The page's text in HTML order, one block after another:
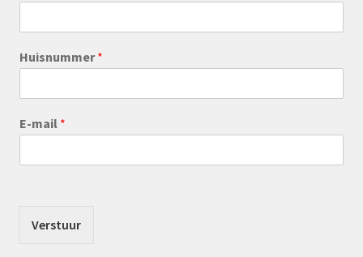
Huisnummer*
E-mail *
Verstuur